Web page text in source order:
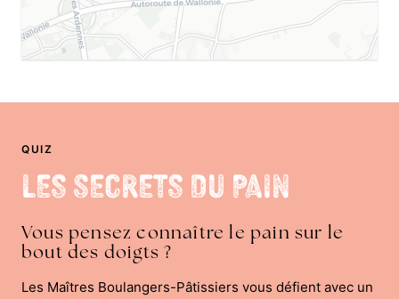
QUIZ
Les Secrets du Pain
Vous pensez connaître le pain sur le
bout des doigts ?
Les Maîtres Boulangers-Pâtissiers vous défient avec un